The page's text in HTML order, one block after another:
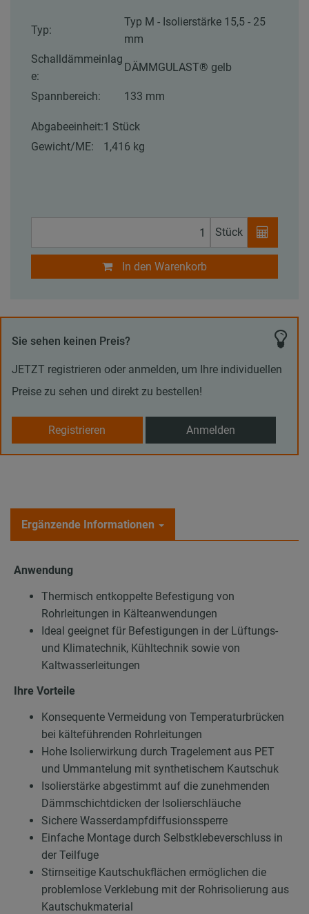
Typ:
Typ M - Isolierstärke 15,5 - 25
mm
Schalldämmeinlag
e:
DÄMMGULAST® gelb
Spannbereich: 133 mm
Abgabeeinheit:1 Stück
Gewicht/ME:
1,416 kg
Stück
In den Warenkorb
Sie sehen keinen Preis?
JETZT registrieren oder anmelden, um Ihre individuellen
Preise zu sehen und direkt zu bestellen!
Registrieren Anmelden
Ergänzende Informationen
Anwendung
Thermisch entkoppelte Befestigung von
Rohrleitungen in Kälteanwendungen
Ideal geeignet für Befestigungen in der Lüftungs-
und Klimatechnik, Kühltechnik sowie von
Kaltwasserleitungen
Ihre Vorteile
Konsequente Vermeidung von Temperaturbrücken
bei kälteführenden Rohrleitungen
Hohe Isolierwirkung durch Tragelement aus PET
und Ummantelung mit synthetischem Kautschuk
Isolierstärke abgestimmt auf die zunehmenden
Dämmschichtdicken der Isolierschläuche
Sichere Wasserdampfdiffusionssperre
Einfache Montage durch Selbstklebeverschluss in
der Teilfuge
Stirnseitige Kautschukflächen ermöglichen die
problemlose Verklebung mit der Rohrisolierung aus
Kautschukmaterial